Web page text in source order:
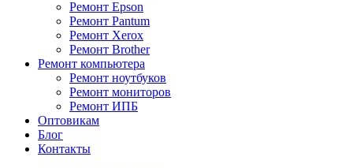
Ремонт Epson
Ремонт Pantum
Ремонт Xerox
Ремонт Brother
Ремонт компьютера
Ремонт ноутбуков
Ремонт мониторов
Ремонт ИПБ
Оптовикам
Блог
Контакты